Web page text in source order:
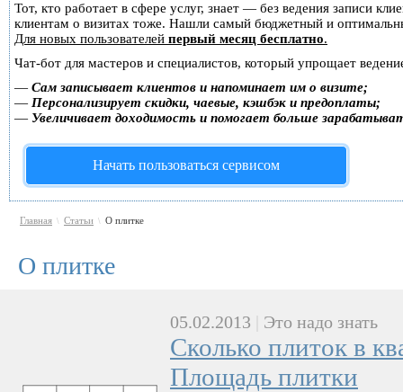
Тот, кто работает в сфере услуг, знает — без ведения записи
клиентам о визитах тоже. Нашли самый бюджетный и
Для новых пользователей первый месяц бесплатно.
Чат-бот для мастеров и специалистов, который упрощает
— Сам записывает клиентов и напоминает им о визите;
— Персонализирует скидки, чаевые, кэшбэк и предоплаты;
— Увеличивает доходимость и помогает больше
Начать пользоваться сервисом
Главная \ Статьи \ О плитке
О плитке
05.02.2013 Это надо знать
Сколько плиток в
Площадь плитки